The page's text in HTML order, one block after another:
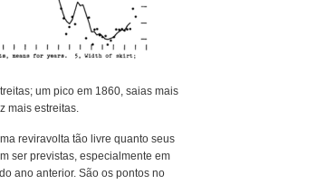
um pico em 1860, saias mais
mais estreitas.
reviravolta tão livre quanto seus
ser previstas, especialmente em
ano anterior. São os pontos no